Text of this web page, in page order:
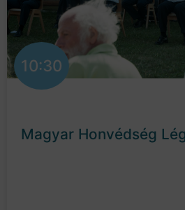
10:30
Magyar Honvédség